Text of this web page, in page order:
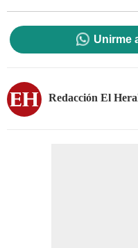
Unirme
Redacción El